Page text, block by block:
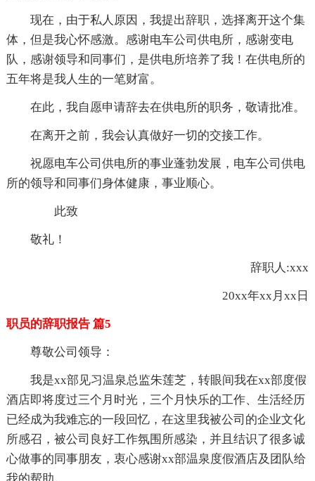
现在，由于私人原因，我提出辞职，选择离开这个集
体，但是我心怀感激。感谢电车公司供电所，感谢变电
队，感谢领导和同事们，是供电所培养了我！在供电所的
五年将是我人生的一笔财富。
在此，我自愿申请辞去在供电所的职务，敬请批准。
在离开之前，我会认真做好一切的交接工作。
祝愿电车公司供电所的事业蓬勃发展，电车公司供电
所的领导和同事们身体健康，事业顺心。
此致
敬礼！
辞职人:xxx
20xx年xx月xx日
职员的辞职报告 篇5
尊敬公司领导：
我是xx部见习温泉总监朱莲芝，转眼间我在xx部度假
酒店即将度过三个月时光，三个月快乐的工作、生活经历
已经成为我难忘的一段回忆，在这里我被公司的企业文化
所感召，被公司良好工作氛围所感染，并且结识了很多诚
心做事的同事朋友，衷心感谢xx部温泉度假酒店及团队给